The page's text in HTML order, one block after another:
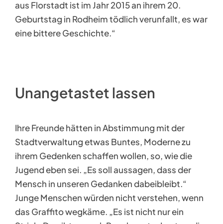
aus Florstadt ist im Jahr 2015 an ihrem 20.
Geburtstag in Rodheim tödlich verunfallt, es war
eine bittere Geschichte.“
Unangetastet lassen
Ihre Freunde hätten in Abstimmung mit der
Stadtverwaltung etwas Buntes, Moderne zu
ihrem Gedenken schaffen wollen, so, wie die
Jugend eben sei. „Es soll aussagen, dass der
Mensch in unseren Gedanken dabeibleibt.“
Junge Menschen würden nicht verstehen, wenn
das Graffito wegkäme. „Es ist nicht nur ein